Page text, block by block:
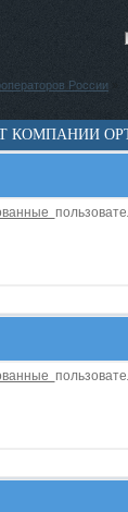
России
КОМПАНИИ